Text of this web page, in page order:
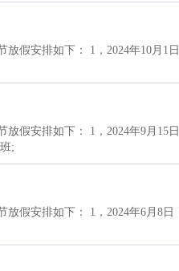
假安排如下： 1，2024年10月
假安排如下： 1，2024年9月
;
假安排如下： 1，2024年6月8